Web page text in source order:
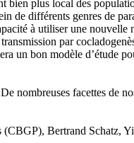
plus local des
de différents genres de
à utiliser une nouvelle
par
un bon modèle d’étude
nombreuses facettes de
Bertrand Schatz,